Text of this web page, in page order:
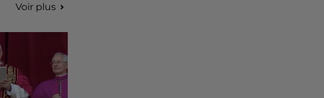
Voir plus